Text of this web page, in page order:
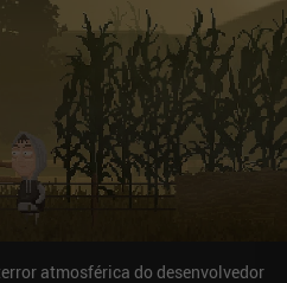
atmosférica do desenvolvedor